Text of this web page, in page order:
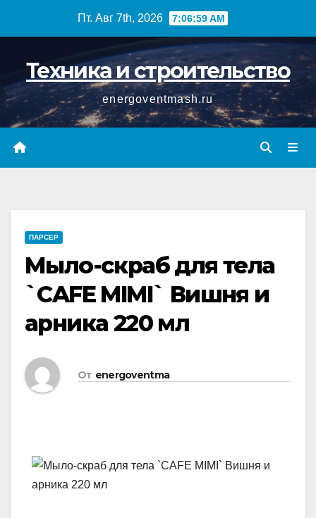
Пт. Авг 7th, 2026 7:07:00 AM
Техника и строительство
energoventmash.ru
ПАРСЕР
Мыло-скраб для тела
`CAFE MIMI` Вишня и
арника 220 мл
От energoventma